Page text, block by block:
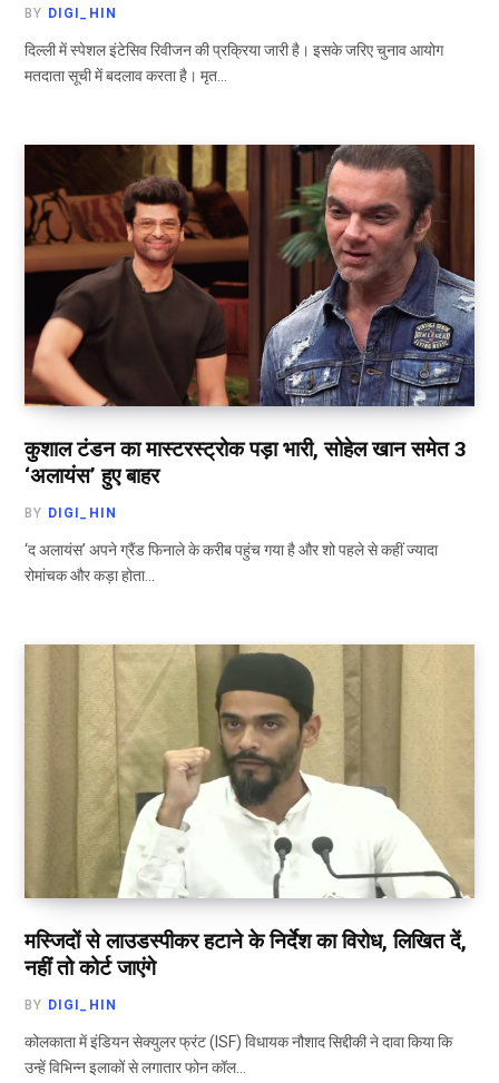
BY DIGI_HIN
दिल्ली में स्पेशल इंटेसिव रिवीजन की प्रक्रिया जारी है। इसके जरिए चुनाव आयोग
मतदाता सूची में बदलाव करता है। मृत…
कुशाल टंडन का मास्टरस्ट्रोक पड़ा भारी, सोहेल खान समेत 3
‘अलायंस’ हुए बाहर
BY DIGI_HIN
‘द अलायंस’ अपने ग्रैंड फिनाले के करीब पहुंच गया है और शो पहले से कहीं ज्यादा
रोमांचक और कड़ा होता…
मस्जिदों से लाउडस्पीकर हटाने के निर्देश का विरोध, लिखित दें,
नहीं तो कोर्ट जाएंगे
BY DIGI_HIN
कोलकाता में इंडियन सेक्युलर फ्रंट (ISF) विधायक नौशाद सिद्दीकी ने दावा किया कि
उन्हें विभिन्न इलाकों से लगातार फोन कॉल…